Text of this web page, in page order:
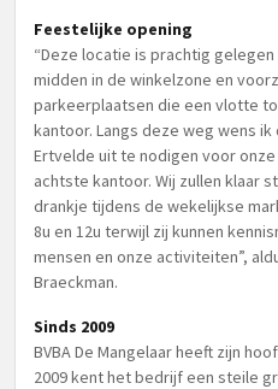
Feestelijke opening
“Deze locatie is prachtig
midden in de winkelzone en
parkeerplaatsen die een vlotte
kantoor. Langs deze weg wens
Ertvelde uit te nodigen voor
achtste kantoor. Wij zullen klaar
drankje tijdens de wekelijkse
8u en 12u terwijl zij kunnen
mensen en onze activiteiten”,
Braeckman.
Sinds 2009
BVBA De Mangelaar heeft zijn
2009 kent het bedrijf een steile